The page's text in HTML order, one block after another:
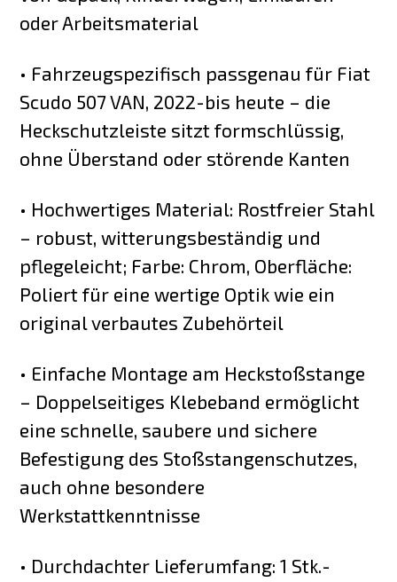
oder Arbeitsmaterial
• Fahrzeugspezifisch passgenau für Fiat
Scudo 507 VAN, 2022-bis heute – die
Heckschutzleiste sitzt formschlüssig,
ohne Überstand oder störende Kanten
• Hochwertiges Material: Rostfreier Stahl
– robust, witterungsbeständig und
pflegeleicht; Farbe: Chrom, Oberfläche:
Poliert für eine wertige Optik wie ein
original verbautes Zubehörteil
• Einfache Montage am Heckstoßstange
– Doppelseitiges Klebeband ermöglicht
eine schnelle, saubere und sichere
Befestigung des Stoßstangenschutzes,
auch ohne besondere
Werkstattkenntnisse
• Durchdachter Lieferumfang: 1 Stk.-